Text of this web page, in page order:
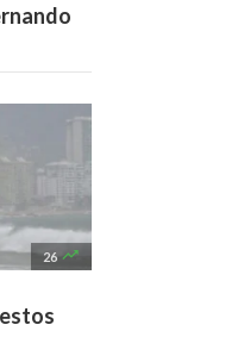
26 